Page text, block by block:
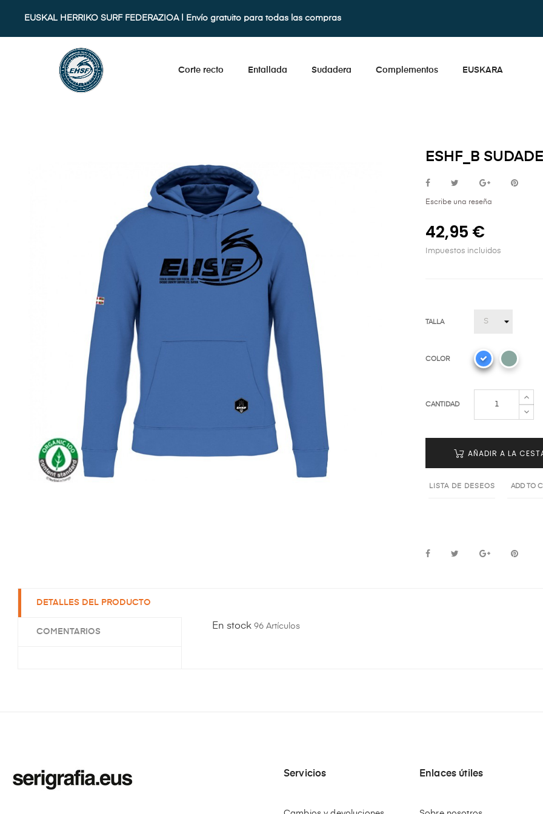
EUSKAL HERRIKO SURF FEDERAZIOA | Envío gratuito para todas las compras
Corte recto Entallada Sudadera Complementos EUSKARA
ESHF_B
Escribe una reseña
42,95 €
Impuestos incluidos
TALLA
COLOR
CANTIDAD
AÑADIR A LA
LISTA DE DESEOS ADD TO
DETALLES DEL PRODUCTO
COMENTARIOS
En stock 96 Artículos
Servicios Enlaces útiles